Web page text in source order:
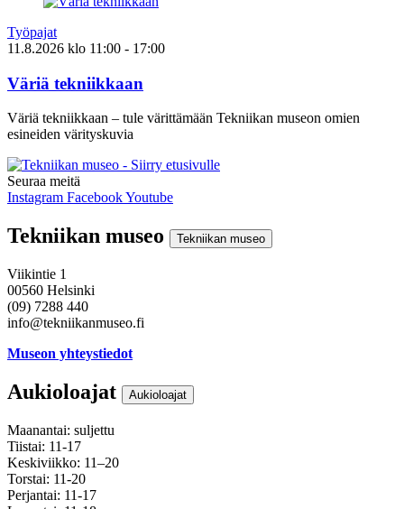
Työpajat
11.8.2026 klo 11:00 - 17:00
Väriä tekniikkaan
Väriä tekniikkaan – tule värittämään Tekniikan museon omien
esineiden värityskuvia
Seuraa meitä
Instagram FacebookYoutube
Tekniikan museo Tekniikan museo
Viikintie 1
00560 Helsinki
(09) 7288 440
info@tekniikanmuseo.fi
Museon yhteystiedot
Aukioloajat Aukioloajat
Maanantai: suljettu
Tiistai: 11-17
Keskiviikko: 11–20
Torstai: 11-20
Perjantai: 11-17